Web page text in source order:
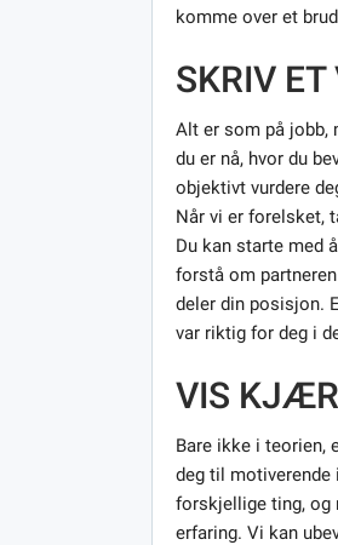
komme over et
SKRIV
Alt er som på jobb,
du er nå, hvor du
objektivt vurdere
Når vi er forelsket,
Du kan starte med
forstå om
deler din posisjon.
var riktig for deg i
VIS
Bare ikke i teorien,
deg til motiverende
forskjellige ting, og
erfaring. Vi kan